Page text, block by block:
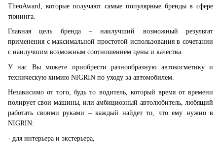
TheoAward, которые получают самые популярные бренды в сфере
тюнинга.
Главная цель бренда – наилучший возможный результат
применения с максимальной простотой использования в сочетании
с наилучшим возможным соотношением цены и качества.
У нас Вы можете приобрести разнообразную автокосметику и
техническую химию NIGRIN по уходу за автомобилем.
Независимо от того, будь то водитель, который время от времени
полирует свои машины, или амбициозный автолюбитель, любящий
работать своими руками – каждый найдет то, что ему нужно в
NIGRIN:
- для интерьера и экстерьера,